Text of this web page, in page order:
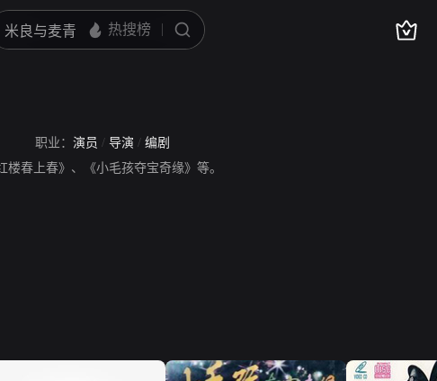
职业： 演员 / 导演 / 编剧
春上春》、《小毛孩夺宝奇缘》等。